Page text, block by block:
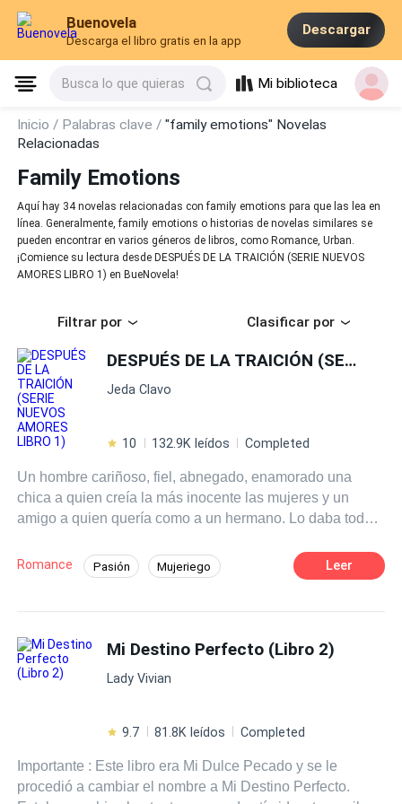
Buenovela
Descarga el libro gratis en la app
Descargar
Busca lo que quieras Mi biblioteca
Inicio / Palabras clave /"family emotions" Novelas
Relacionadas
Family Emotions
Aquí hay 34 novelas relacionadas con family emotions para que las lea en
línea. Generalmente, family emotions o historias de novelas similares se
pueden encontrar en varios géneros de libros, como Romance, Urban.
¡Comience su lectura desde DESPUÉS DE LA TRAICIÓN (SERIE NUEVOS
AMORES LIBRO 1) en BueNovela!
Filtrar por Clasificar por
DESPUÉS DE LA TRAICIÓN (SERIE NUEVOS AMORES LIBRO 1)
Jeda Clavo
10 132.9K leídos Completed
Un hombre cariñoso, fiel, abnegado, enamorado una
chica a quien creía la más inocente las mujeres y un
amigo a quien quería como a un hermano. Lo daba todo
mujer antes que a su familia, hasta que un día al llegar
sorpresivamente a su departamento, es testigo de la más
una cabaña a internarse solo para sus heridas. Hasta que
un día fuerte Nevada, escucha a sus perros ladrando
fuertemente, se asoma por alféizar su ventana y ve un
inclemente clima. Con desgano porque ama su Soledad,
la levanta y la lleva al interior de la cabaña... ¿Quién
Romance Pasión Mujeriego Leer
Mi Destino Perfecto (Libro 2)
Lady Vivian
9.7 81.8K leídos Completed
Importante : Este libro era Mi Dulce Pecado y se le
procedió a cambiar el nombre a Mi Destino Perfecto.